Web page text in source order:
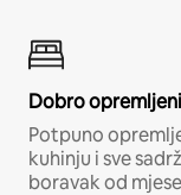
Dobro
Potpuno
kuhinju i sve
boravak od